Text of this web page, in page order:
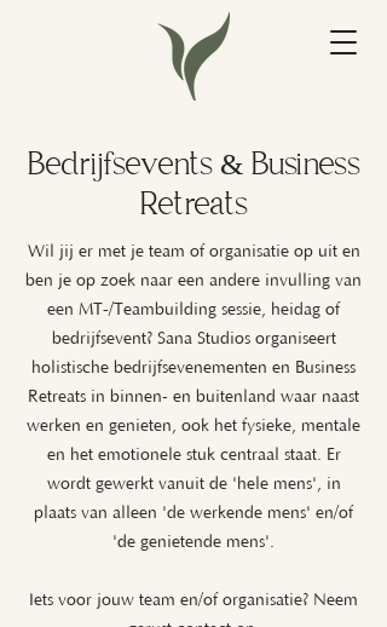
Bedrijfsevents & Business
Retreats
Wil jij er met je team of organisatie op uit en
ben je op zoek naar een andere invulling van
een MT-/Teambuilding sessie, heidag of
bedrijfsevent? Sana Studios organiseert
holistische bedrijfsevenementen en Business
Retreats in binnen- en buitenland waar naast
werken en genieten, ook het fysieke, mentale
en het emotionele stuk centraal staat. Er
wordt gewerkt vanuit de 'hele mens', in
plaats van alleen 'de werkende mens' en/of
'de genietende mens'.
Iets voor jouw team en/of organisatie? Neem